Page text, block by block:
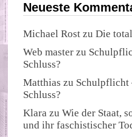
Neueste
Michael Rost zuDie
Web master zu
Schluss?
Matthias zu Schulpflicht
Schluss?
Klara zuWie der Staat,
und ihr faschistischer